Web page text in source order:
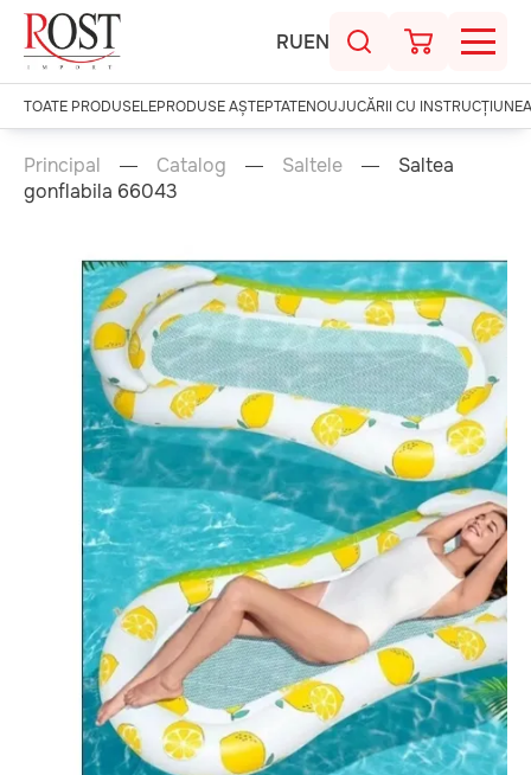
RUEN
TOATE PRODUSELEPRODUSE AȘTEPTATENOUJUCĂRII CU
Principal Catalog Saltele
Saltea
gonflabila 66043